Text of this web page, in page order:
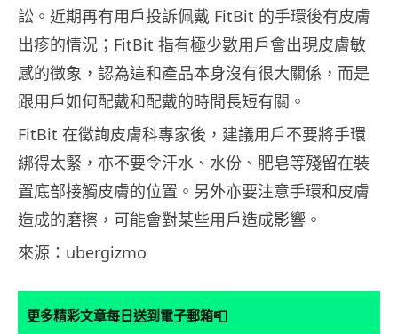
訟。近期再有用戶投訴佩戴 FitBit 的手環後有皮膚
出疹的情況；FitBit 指有極少數用戶會出現皮膚敏
感的徵象，認為這和產品本身沒有很大關係，而是
跟用戶如何配戴和配戴的時間長短有關。
FitBit 在徵詢皮膚科專家後，建議用戶不要將手環
綁得太緊，亦不要令汗水、水份、肥皂等殘留在裝
置底部接觸皮膚的位置。另外亦要注意手環和皮膚
造成的磨擦，可能會對某些用戶造成影響。
來源：ubergizmo
更多精彩文章每日送到電子郵箱📮